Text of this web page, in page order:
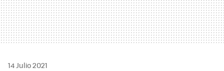
14 Julio 2021